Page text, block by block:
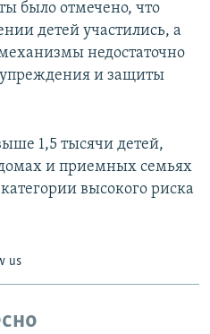
было отмечено, что
детей участились, а
недостаточно
и защиты
1,5 тысячи детей,
и приемных семьях
высокого риска
us